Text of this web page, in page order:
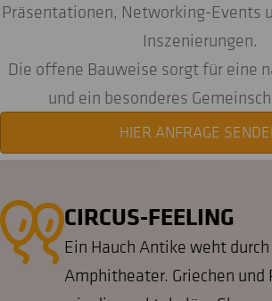
Präsentationen, Networking-Events
Inszenierungen.
Die offene Bauweise sorgt für eine
und ein besonderes
HIER ANFRAGE
CIRCUS-FEELING
Ein Hauch Antike weht
Amphitheater. Griechen und